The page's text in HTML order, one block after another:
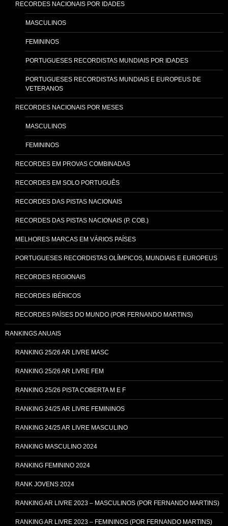
RECORDES NACIONAIS POR IDADES
MASCULINOS
FEMININOS
PORTUGUESES RECORDISTAS MUNDIAIS POR IDADES
PORTUGUESES RECORDISTAS MUNDIAIS E EUROPEUS DE
VETERANOS
RECORDES NACIONAIS POR MESES
MASCULINOS
FEMININOS
RECORDES EM PROVAS COMBINADAS
RECORDES EM SOLO PORTUGUÊS
RECORDES DAS PISTAS NACIONAIS
RECORDES DAS PISTAS NACIONAIS (P. COB.)
MELHORES MARCAS EM VÁRIOS PAÍSES
PORTUGUESES RECORDISTAS OLÍMPICOS, MUNDIAIS E EUROPEUS
RECORDES REGIONAIS
RECORDES IBÉRICOS
RECORDES PAÍSES DO MUNDO (POR FERNANDO MARTINS)
RANKINGS ANUAIS
RANKING 25/26 AR LIVRE MASC
RANKING 25/26 AR LIVRE FEM
RANKING 25/26 PISTA COBERTA M E F
RANKING 24/25 AR LIVRE FEMININOS
RANKING 24/25 AR LIVRE MASCULINO
RANKING MASCULINO 2024
RANKING FEMININO 2024
RANK JOVENS 2024
RANKING AR LIVRE 2023 – MASCULINOS (POR FERNANDO MARTINS)
RANKING AR LIVRE 2023 – FEMININOS (POR FERNANDO MARTINS)